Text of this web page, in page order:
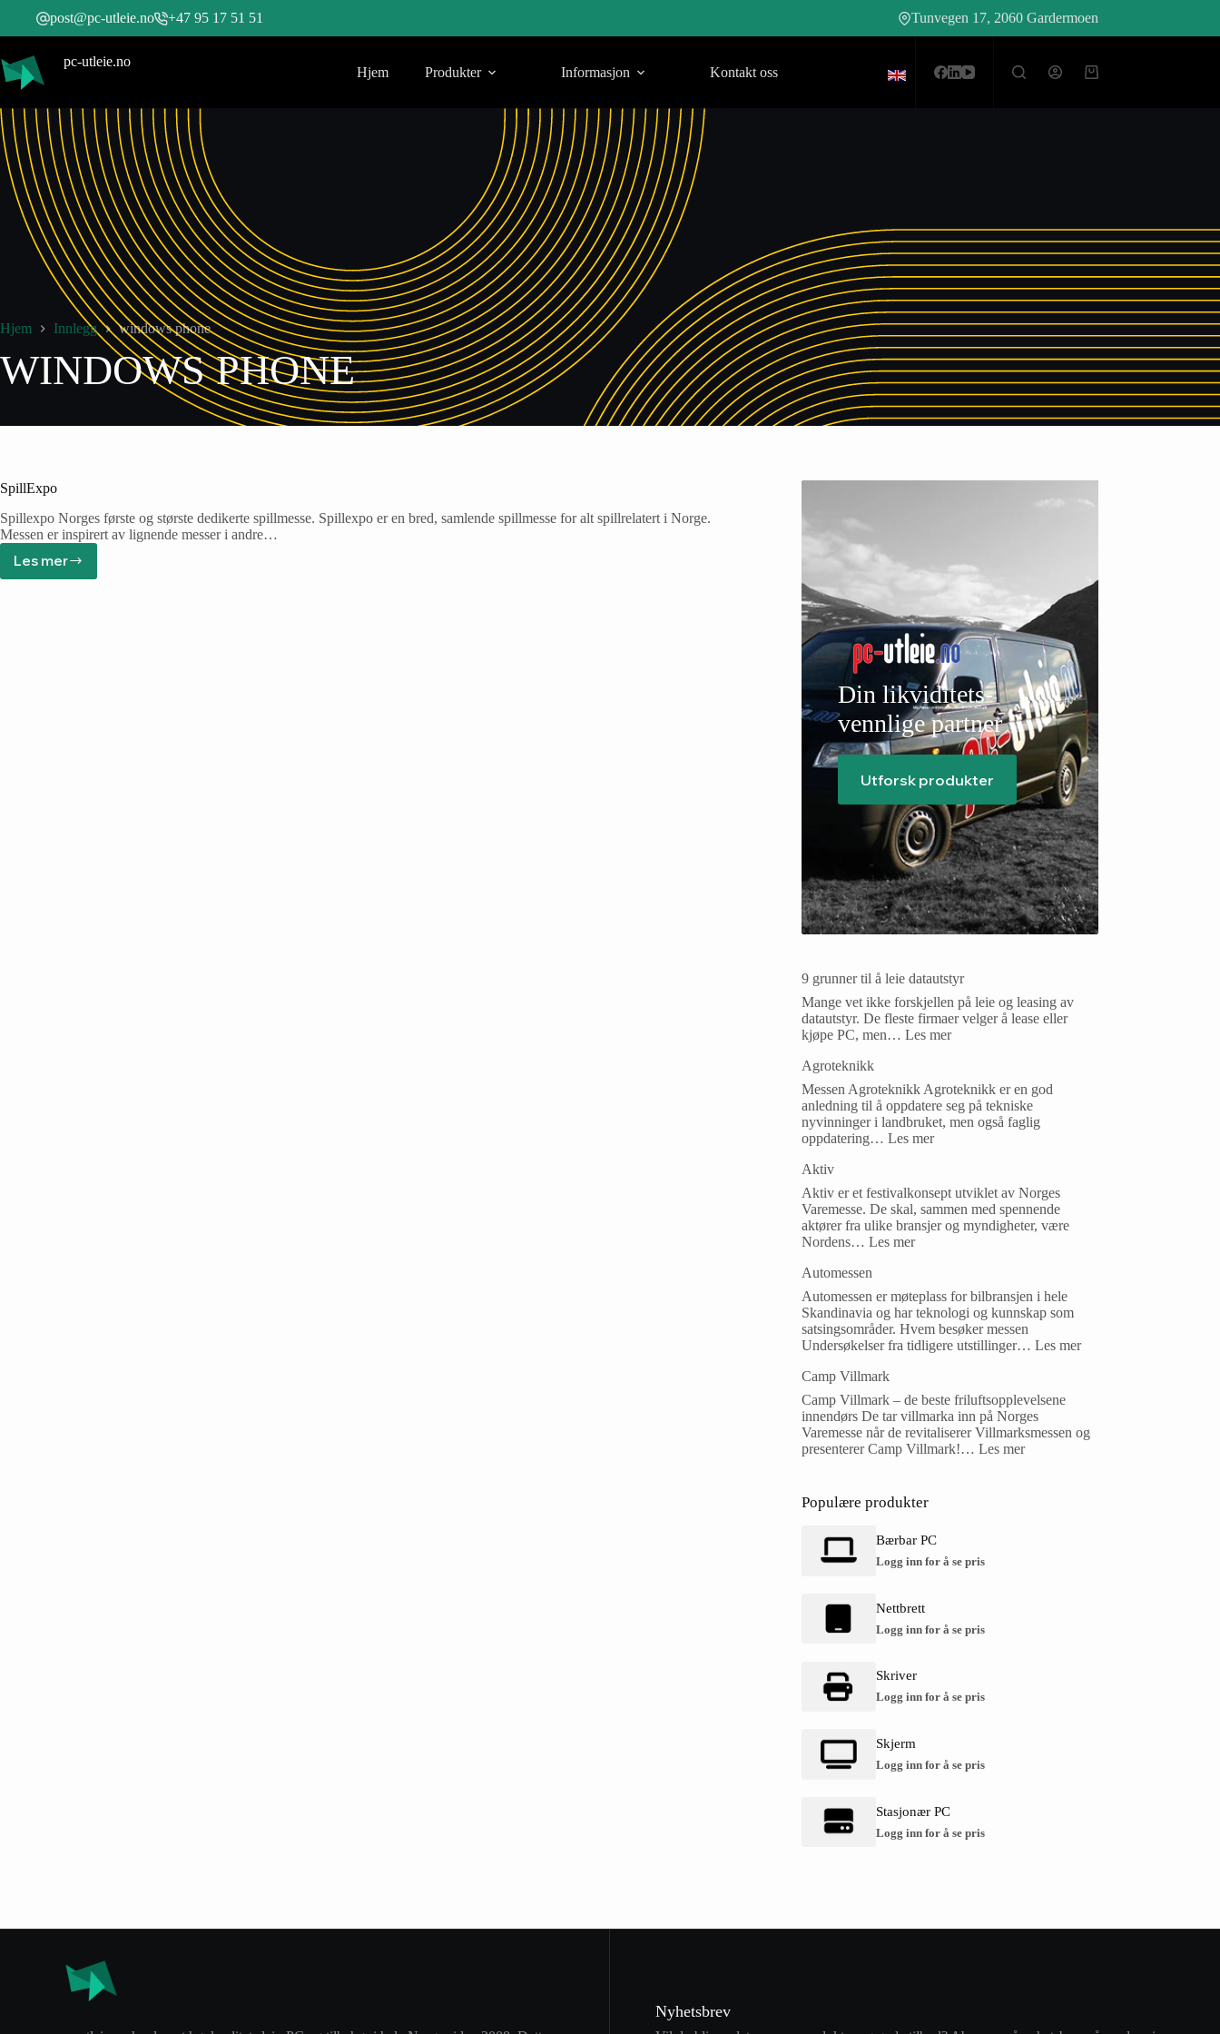
post@pc-utleie.no +47 95 17 51 51 Tunvegen 17, 2060 Gardermoen
pc-utleie.no
Hjem Produkter Informasjon Kontakt oss
Hjem Innlegg windows phone
WINDOWS PHONE
SpillExpo
Spillexpo Norges første og største dedikerte spillmesse. Spillexpo er en bred, samlende spillmesse for alt spillrelatert i Norge.
Messen er inspirert av lignende messer i andre…
Les mer
Din likviditets-
vennlige partner
Utforsk produkter
9 grunner til å leie datautstyr
Mange vet ikke forskjellen på leie og leasing av
datautstyr. De fleste firmaer velger å lease eller
kjøpe PC, men…Les mer
Agroteknikk
Messen Agroteknikk Agroteknikk er en god
anledning til å oppdatere seg på tekniske
nyvinninger i landbruket, men også faglig
oppdatering…Les mer
Aktiv
Aktiv er et festivalkonsept utviklet av Norges
Varemesse. De skal, sammen med spennende
aktører fra ulike bransjer og myndigheter, være
Nordens…Les mer
Automessen
Automessen er møteplass for bilbransjen i hele
Skandinavia og har teknologi og kunnskap som
satsingsområder. Hvem besøker messen
Undersøkelser fra tidligere utstillinger…Les mer
Camp Villmark
Camp Villmark – de beste friluftsopplevelsene
innendørs De tar villmarka inn på Norges
Varemesse når de revitaliserer Villmarksmessen og
presenterer Camp Villmark!…Les mer
Populære produkter
Bærbar PC
Logg inn for å se pris
Nettbrett
Logg inn for å se pris
Skriver
Logg inn for å se pris
Skjerm
Logg inn for å se pris
Stasjonær PC
Logg inn for å se pris
Nyhetsbrev